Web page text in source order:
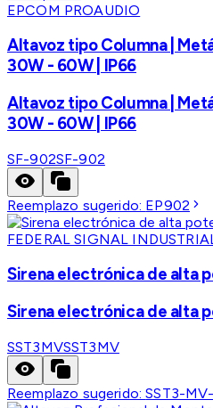
EPCOM PROAUDIO
Altavoz tipo Columna |
30W - 60W | IP66
Altavoz tipo Columna |
30W - 60W | IP66
SF-902SF-902
Reemplazo sugerido: EP902
FEDERAL SIGNAL
Sirena electrónica de alta
Sirena electrónica de alta
SST3MVSST3MV
Reemplazo sugerido:SST3-